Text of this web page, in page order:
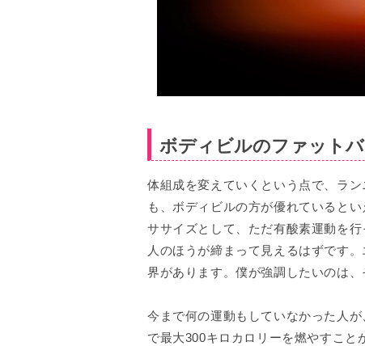
ボディビルのファット
体組成を変えていくという点で、ラ
も、ボディビルの方が優れていると
ササイズとして、ただ有酸素運動を
人のほうが締まって見えるはずです
界があります。僕が強調したいのは、
今まで何の運動もしていなかった人
で最大300キロカロリーを燃やすこ